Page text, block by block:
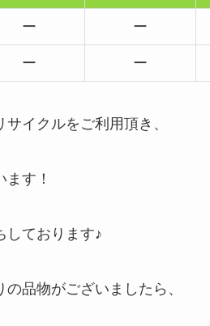
ー ー
ー ー
イクルをご利用頂き、
す！
しております♪
品物がございましたら、